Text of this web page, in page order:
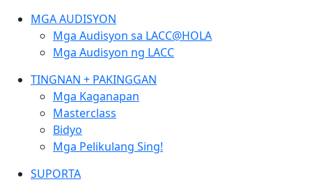
MGA AUDISYON
Mga Audisyon sa LACC@HOLA
Mga Audisyon ng LACC
TINGNAN + PAKINGGAN
Mga Kaganapan
Masterclass
Bidyo
Mga Pelikulang Sing!
SUPORTA